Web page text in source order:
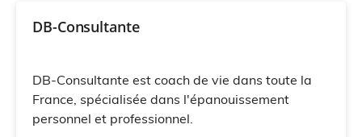
DB-Consultante
DB-Consultante est coach de vie dans toute la
France, spécialisée dans l'épanouissement
personnel et professionnel.